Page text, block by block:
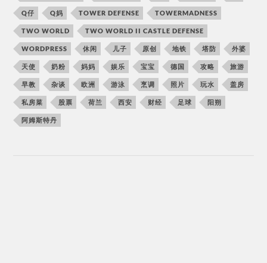
Q仔 Q妈 TOWER DEFENSE TOWERMADNESS
TWO WORLD TWO WORLD II CASTLE DEFENSE
WORDPRESS 休闲 儿子 原创 地铁 塔防 外婆
天使 奶粉 妈妈 娱乐 宝宝 德国 攻略 旅游
早教 杂谈 欧洲 游泳 烹调 照片 玩水 盖房
私房菜 股票 荷兰 西安 财经 足球 阳朔
阿姆斯特丹